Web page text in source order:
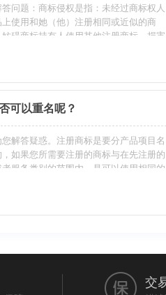
问题：商标侵权是指：未经过商标权人
使用和她（他）注册相同或近似的商
碍商标持有人使用其他注册商标，损害
其他行为。侵权的人通常需要承担侵权
为的人要承担赔偿的责任。情节严重
可以重名呢？
解答疑惑。注册商标是要分产品项目名
如果您所需要注册的商标与在先注册的
服务类别的范围内，是可以使用相同的
能帮到您。
交